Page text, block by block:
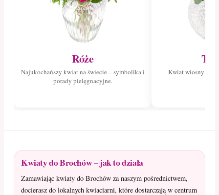
Róże
Najukochańszy kwiat na świecie – symbolika i
porady pielęgnacyjne.
Kwiat wiosny –
Kwiaty do Brochów – jak to działa
Zamawiając kwiaty do Brochów za naszym pośrednictwem,
docierasz do lokalnych kwiaciarni, które dostarczają w centrum